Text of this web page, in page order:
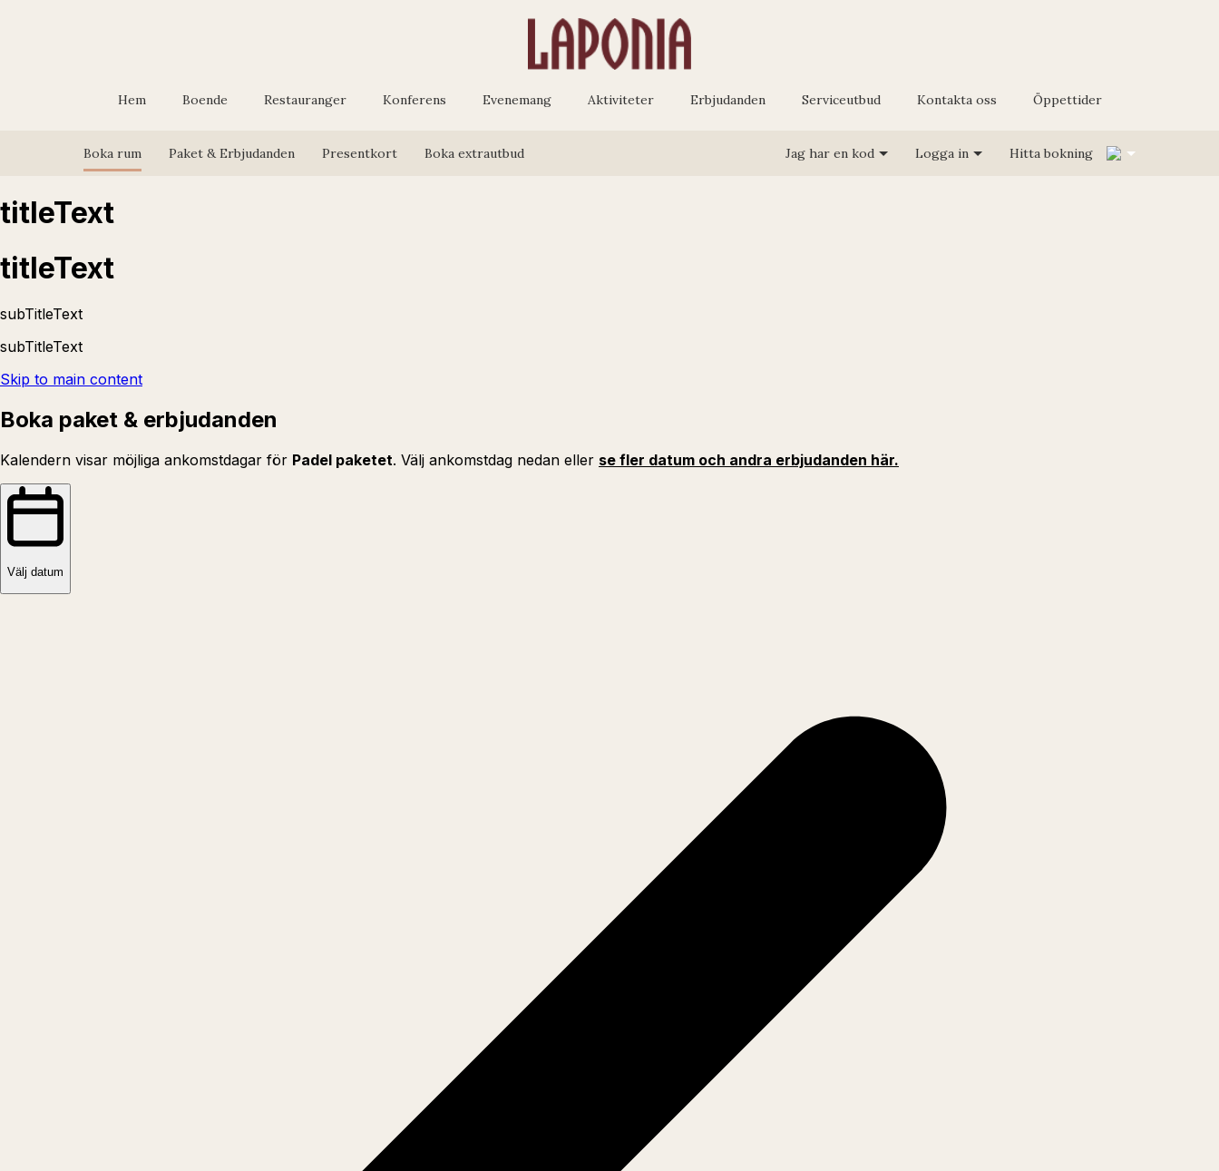
Hem Boende Restauranger Konferens Evenemang Aktiviteter Erbjudanden Serviceutbud Kontakta oss Öppettider
Boka rum Paket & Erbjudanden Presentkort Boka extrautbud Jag har en kod Logga in Hitta bokning
titleText
titleText
subTitleText
subTitleText
Skip to main content
Boka paket & erbjudanden
Kalendern visar möjliga ankomstdagar för Padel paketet. Välj ankomstdag nedan eller se fler datum och andra erbjudanden här.
Välj datum